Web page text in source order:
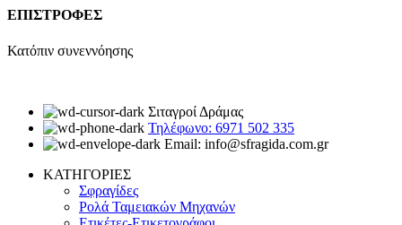
ΕΠΙΣΤΡΟΦΕΣ
Κατόπιν συνεννόησης
Σιταγροί Δράμας
Τηλέφωνο: 6971 502 335
Email: info@sfragida.com.gr
ΚΑΤΗΓΟΡΙΕΣ
Σφραγίδες
Ρολά Ταμειακών Μηχανών